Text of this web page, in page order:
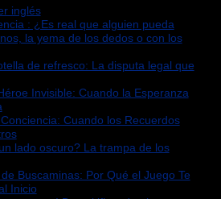
inglés
: ¿Es real que alguien pueda
la yema de los dedos o con los
de refresco: La disputa legal que
Invisible: Cuando la Esperanza
Cuando los Recuerdos
lado oscuro? La trampa de los
Buscaminas: Por Qué el Juego Te
Inicio